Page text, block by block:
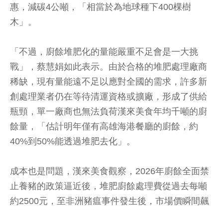
惠，減碳4公噸，「相當於為地球種下400棵樹
木」。
「不過，廚餘堆肥化的量能嚴重不足會是一大挑
戰」，蔡慧娟如此表示。由於合格的堆肥處理廠商
稀缺，現有量能遠不足以應對全國的需求，許多新
創處理業者仍在等待清運資格或擴廠，形成了供給
瓶頸，單一廠商也無法負荷漢來美食年均千噸的廚
餘量，「估計明年僅有高雄海港餐廳的廚餘，約
40%到50%能透過堆肥去化」。
成本也是問題，漢來美食觀察，2026年廚餘全面禁
止養豬的政策逼近後，堆肥廚餘處理費從過去每噸
約2500元，至非洲豬瘟事件發生後，市場價瞬間飆